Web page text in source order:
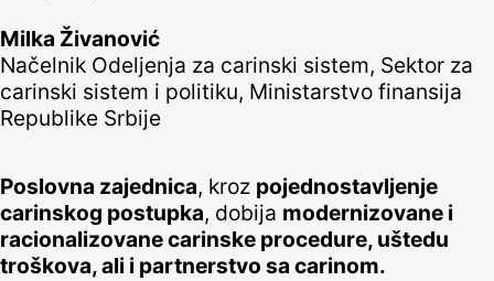
Milka Živanović
Načelnik Odeljenja za carinski sistem, Sektor za
carinski sistem i politiku, Ministarstvo finansija
Republike Srbije
Poslovna zajednica, kroz pojednostavljenje
carinskog postupka, dobija modernizovane i
racionalizovane carinske procedure, uštedu
troškova, ali i partnerstvo sa carinom.